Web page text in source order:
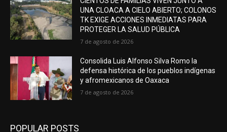
UNA CLOACA A CIELO ABIERTO; COLONOS
TK EXIGE ACCIONES INMEDIATAS PARA
PROTEGER LA SALUD PÚBLICA
7 de agosto de 2026
Consolida Luis Alfonso Silva Romo la
defensa histórica de los pueblos indígenas
y afromexicanos de Oaxaca
7 de agosto de 2026
POPULAR POSTS